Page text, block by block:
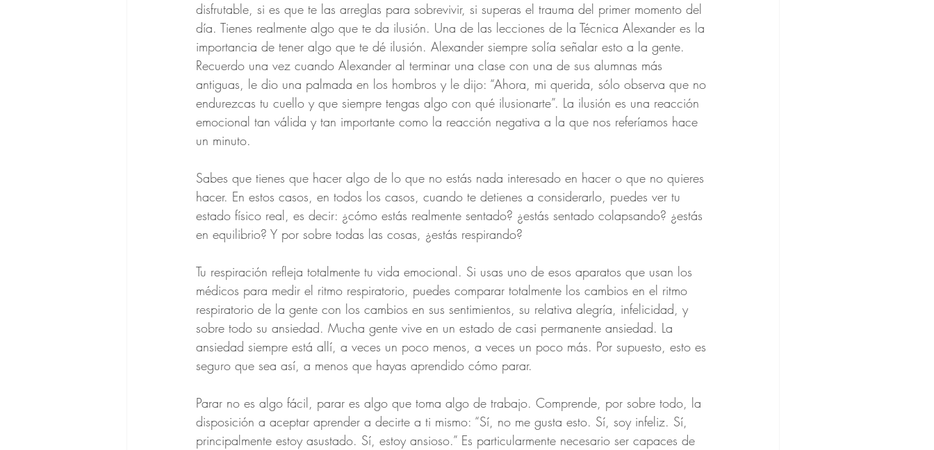
disfrutable, si es que te las arreglas para sobrevivir, si superas el trauma del primer momento del
día. Tienes realmente algo que te da ilusión. Una de las lecciones de la Técnica Alexander es la
importancia de tener algo que te dé ilusión. Alexander siempre solía señalar esto a la gente.
Recuerdo una vez cuando Alexander al terminar una clase con una de sus alumnas más
antiguas, le dio una palmada en los hombros y le dijo: “Ahora, mi querida, sólo observa que no
endurezcas tu cuello y que siempre tengas algo con qué ilusionarte”. La ilusión es una reacción
emocional tan válida y tan importante como la reacción negativa a la que nos referíamos hace
un minuto.
Sabes que tienes que hacer algo de lo que no estás nada interesado en hacer o que no quieres
hacer. En estos casos, en todos los casos, cuando te detienes a considerarlo, puedes ver tu
estado físico real, es decir: ¿cómo estás realmente sentado? ¿estás sentado colapsando? ¿estás
en equilibrio? Y por sobre todas las cosas, ¿estás respirando?
Tu respiración refleja totalmente tu vida emocional. Si usas uno de esos aparatos que usan los
médicos para medir el ritmo respiratorio, puedes comparar totalmente los cambios en el ritmo
respiratorio de la gente con los cambios en sus sentimientos, su relativa alegría, infelicidad, y
sobre todo su ansiedad. Mucha gente vive en un estado de casi permanente ansiedad. La
ansiedad siempre está allí, a veces un poco menos, a veces un poco más. Por supuesto, esto es
seguro que sea así, a menos que hayas aprendido cómo parar.
Parar no es algo fácil, parar es algo que toma algo de trabajo. Comprende, por sobre todo, la
disposición a aceptar aprender a decirte a ti mismo: “Sí, no me gusta esto. Sí, soy infeliz. Sí,
principalmente estoy asustado. Sí, estoy ansioso.” Es particularmente necesario ser capaces de